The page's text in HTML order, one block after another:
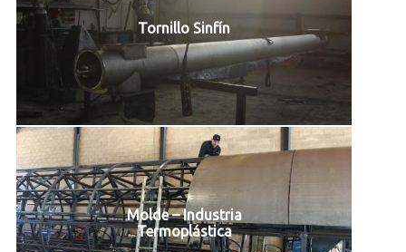
Tornillo Sinfín
Molde – Industria
Termoplástica